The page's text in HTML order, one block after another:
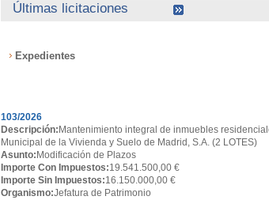
Últimas licitaciones
Expedientes
103/2026
Descripción: Mantenimiento integral de inmuebles
Municipal de la Vivienda y Suelo de Madrid, S.A. (2 LOTES)
Asunto: Modificación de Plazos
Importe Con Impuestos:19.541.500,00 €
Importe Sin Impuestos:16.150.000,00 €
Organismo:Jefatura de Patrimonio